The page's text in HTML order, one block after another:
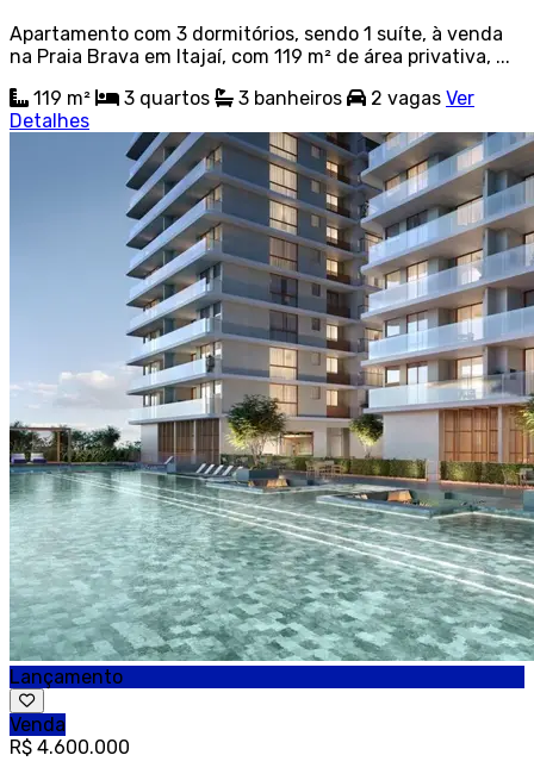
Apartamento com 3 dormitórios, sendo 1 suíte, à venda
na Praia Brava em Itajaí, com 119 m² de área privativa, ...
119 m²
3 quartos 3 banheiros 2 vagas Ver
Detalhes
Lançamento
Venda
R$ 4.600.000